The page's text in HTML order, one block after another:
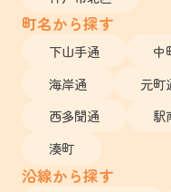
町名から探す
下山手通 中
海岸通
元町
西多聞通
駅
湊町
沿線から探す